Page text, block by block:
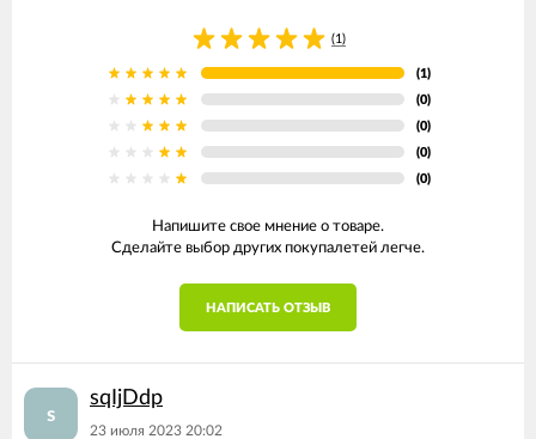
(1)
(1)
(0)
(0)
(0)
(0)
Напишите свое мнение о товаре.
Сделайте выбор других покупалетей легче.
НАПИСАТЬ ОТЗЫВ
s
sqIjDdp
23 июля 2023 20:02